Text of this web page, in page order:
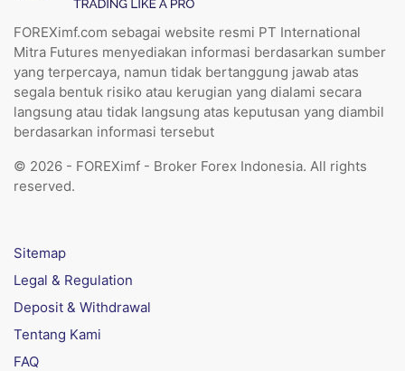
FOREXimf.com sebagai website resmi PT International
Mitra Futures menyediakan informasi berdasarkan sumber
yang terpercaya, namun tidak bertanggung jawab atas
segala bentuk risiko atau kerugian yang dialami secara
langsung atau tidak langsung atas keputusan yang diambil
berdasarkan informasi tersebut
© 2026 - FOREXimf - Broker Forex Indonesia. All rights
reserved.
Sitemap
Legal & Regulation
Deposit & Withdrawal
Tentang Kami
FAQ